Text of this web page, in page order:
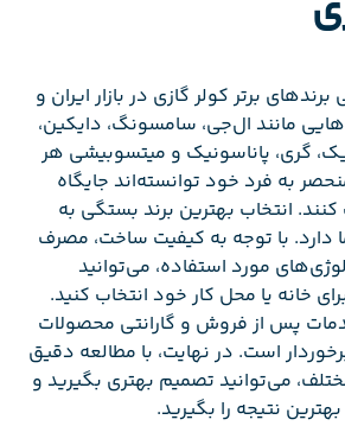
برتر کولر گازی در بازار ایران و
مانند ال‌جی، سامسونگ، دایکین،
گری، پاناسونیک و میتسوبیشی هر
به فرد خود توانسته‌اند جایگاه
انتخاب بهترین برند بستگی به
دارد. با توجه به کیفیت ساخت، مصرف
مورد استفاده، می‌توانید
خانه یا محل کار خود انتخاب کنید.
پس از فروش و گارانتی محصولات
است. در نهایت، با مطالعه دقیق
می‌توانید تصمیم بهتری بگیرید و
نتیجه را بگیرید.